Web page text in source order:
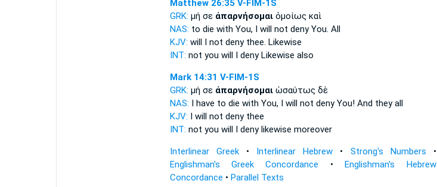
Matthew 26:35 V-FIM-1S
GRK: μή σε ἀπαρνήσομαιὁμοίως καὶ
NAS: to die with You, I will not denyYou. All
KJV: will I not denythee. Likewise
INT: not you will I denyLikewise also
Mark 14:31 V-FIM-1S
GRK: μή σε ἀπαρνήσομαιὡσαύτως δὲ
NAS: I have to die with You, I will not denyYou! And they all
KJV: I will not denythee
INT: not you will I denylikewise moreover
Interlinear Greek• Interlinear Hebrew • Strong's Numbers •
Englishman's Greek Concordance •Englishman's Hebrew
Concordance • Parallel Texts